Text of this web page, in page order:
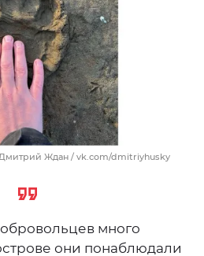
Ждан / vk.com/dmitriyhusky
много
они понаблюдали